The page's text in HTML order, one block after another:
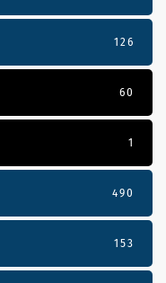
126
60
1
490
153